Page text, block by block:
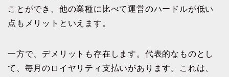
ことができ、他の業種に比べて運営のハードルが低い
点もメリットといえます。
一方で、デメリットも存在します。代表的なものとし
て、毎月のロイヤリティ支払いがあります。これは、